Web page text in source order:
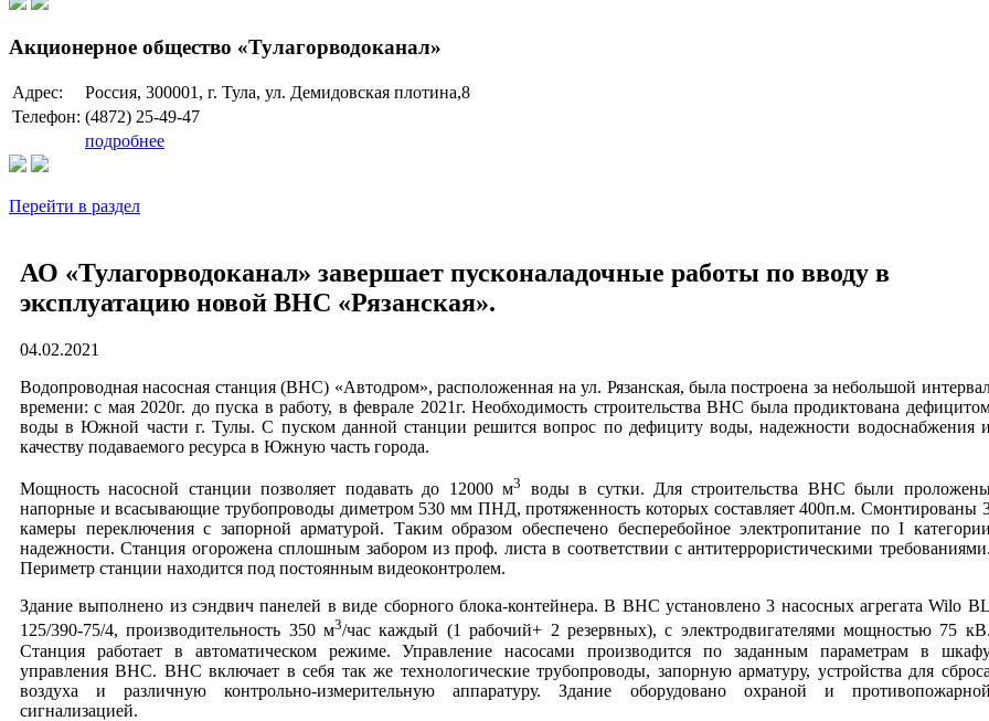
Акционерное общество «Тулагорводоканал»
Адрес:
Россия, 300001, г. Тула, ул. Демидовская плотина,8
Телефон: (4872) 25-49-47
подробнее
Перейти в раздел
АО «Тулагорводоканал» завершает пусконаладочные работы по вводу в
эксплуатацию новой ВНС «Рязанская».
04.02.2021
Водопроводная насосная станция (ВНС) «Автодром», расположенная на ул. Рязанская, была построена за небольшой
времени: с мая 2020г. до пуска в работу, в феврале 2021г. Необходимость строительства ВНС была продиктована
воды в Южной части г. Тулы. С пуском данной станции решится вопрос по дефициту воды, надежности водоснабжения и
качеству подаваемого ресурса в Южную часть города.
Мощность насосной станции позволяет подавать до 12000 м3
воды в сутки. Для строительства ВНС были
напорные и всасывающие трубопроводы диметром 530 мм ПНД, протяженность которых составляет 400п.м. Смонтированы
камеры переключения с запорной арматурой. Таким образом обеспечено бесперебойное электропитание по I категории
надежности. Станция огорожена сплошным забором из проф. листа в соответствии с антитеррористическими требованиями.
Периметр станции находится под постоянным видеоконтролем.
Здание выполнено из сэндвич панелей в виде сборного блока-контейнера. В ВНС установлено 3 насосных агрегата Wilo BL
125/390-75/4, производительность 350 м3/час каждый (1 рабочий+ 2 резервных), с электродвигателями мощностью 75 кВ.
Станция работает в автоматическом режиме. Управление насосами производится по заданным параметрам в
управления ВНС. ВНС включает в себя так же технологические трубопроводы, запорную арматуру, устройства для сброса
воздуха и различную контрольно-измерительную аппаратуру. Здание оборудовано охраной и противопожарной
сигнализацией.